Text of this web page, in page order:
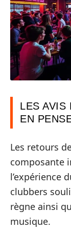
LES AVIS
EN
Les retours
composante
l’expérience
clubbers
règne ainsi
musique.